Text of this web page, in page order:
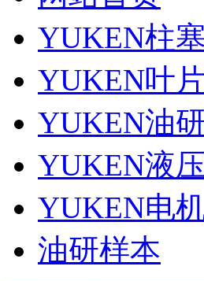
YUKEN柱
YUKEN叶
YUKEN油
YUKEN液
YUKEN电
油研样本